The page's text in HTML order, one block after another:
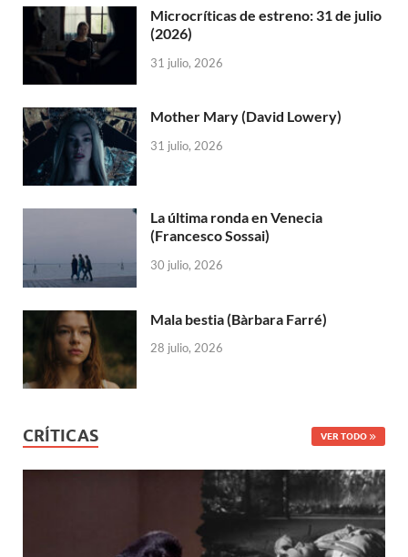
Microcríticas de estreno: 31 de julio
(2026)
31 julio, 2026
Mother Mary (David Lowery)
31 julio, 2026
La última ronda en Venecia
(Francesco Sossai)
30 julio, 2026
Mala bestia (Bàrbara Farré)
28 julio, 2026
CRÍTICAS VER TODO